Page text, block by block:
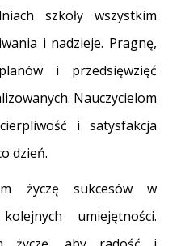
szkoły wszystkim
i nadzieje. Pragnę,
i przedsięwzięć
Nauczycielom
i satysfakcja
dzień.
życzę sukcesów w
umiejętności.